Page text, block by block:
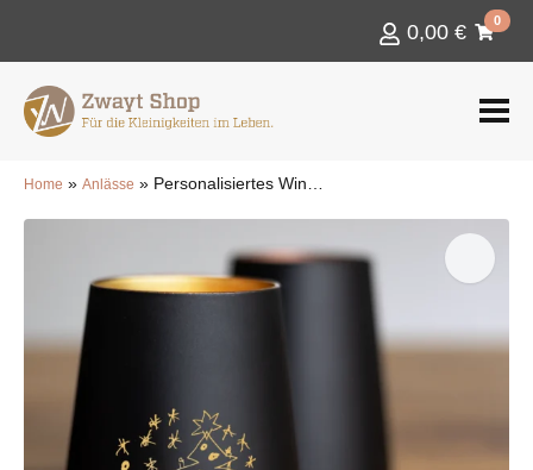
0,00 € 0
Home » Anlässe » Personalisiertes Windlicht mit Kinderzeichnung als Gravur (Trapezform)